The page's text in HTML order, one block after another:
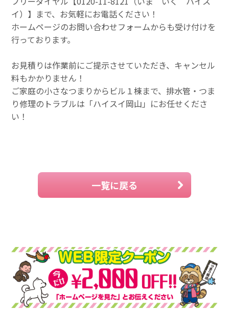
イ）】まで、お気軽にお電話ください！
ホームページのお問い合わせフォームからも受け付けを
行っております。
お見積りは作業前にご提示させていただき、キャンセル
料もかかりません！
ご家庭の小さなつまりからビル１棟まで、排水管・つま
り修理のトラブルは「ハイスイ岡山」にお任せくださ
い！
一覧に戻る